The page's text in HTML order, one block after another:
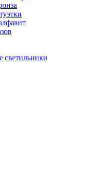
светильники